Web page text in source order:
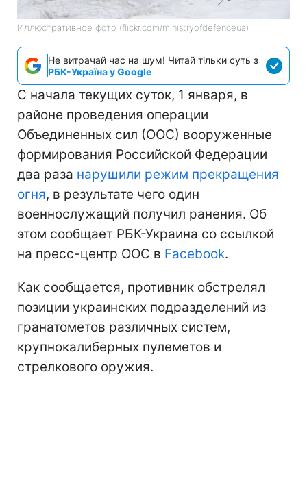
Иллюстративное фото (flickr.com/ministryofdefenceua)
Не витрачай час на шум! Читай тільки суть з
РБК-Україна у Google
С начала текущих суток, 1 января, в
районе проведения операции
Объединенных сил (ООС) вооруженные
формирования Российской Федерации
два раза нарушили режим прекращения
огня, в результате чего один
военнослужащий получил ранения. Об
этом сообщает РБК-Украина со ссылкой
на пресс-центр ООС в Facebook.
Как сообщается, противник обстрелял
позиции украинских подразделений из
гранатометов различных систем,
крупнокалиберных пулеметов и
стрелкового оружия.